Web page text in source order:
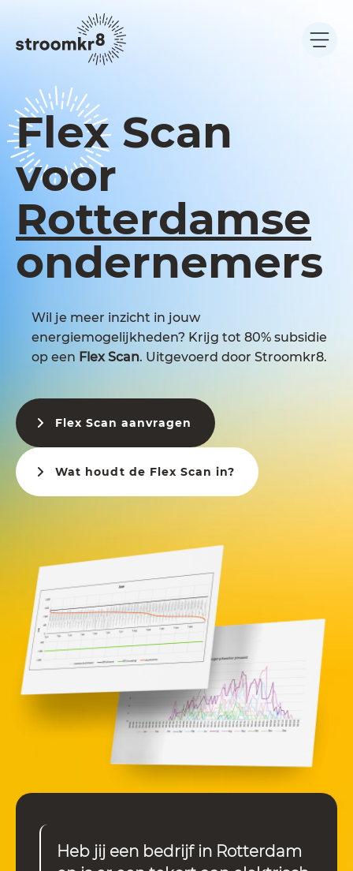
Flex Scan
voor
Rotterdamse
ondernemers
Wil je meer inzicht in jouw
energiemogelijkheden? Krijg tot 80% subsidie
op een Flex Scan. Uitgevoerd door Stroomkr8.
Flex Scan aanvragen
Wat houdt de Flex Scan in?
Heb jij een bedrijf in Rotterdam